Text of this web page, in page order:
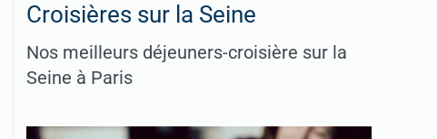
Croisières sur la Seine
Nos meilleurs déjeuners-croisière sur la
Seine à Paris